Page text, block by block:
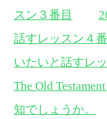
スン３番目
話すレッスン４
いたいと話すレ
The Old Testament
知でしょうか。